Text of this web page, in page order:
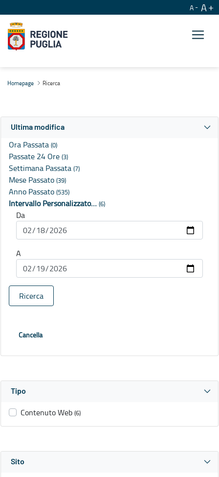
A A
Homepage Ricerca
Ultima modifica
Ora Passata (0)
Passate 24 Ore (3)
Settimana Passata (7)
Mese Passato (39)
Anno Passato (535)
Intervallo Personalizzato… (6)
Da
A
Ricerca
Cancella
Tipo
Contenuto Web (6)
Sito